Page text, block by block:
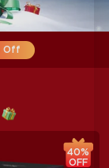
Off
40%
OFF